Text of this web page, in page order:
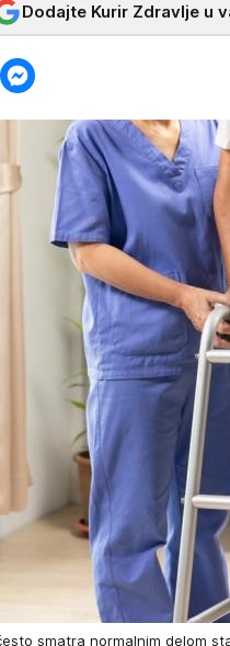
Dodajte Kurir Zdravlje u
smatra normalnim delom